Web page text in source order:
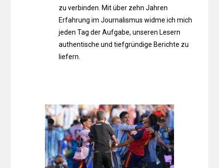
zu verbinden. Mit über zehn Jahren
Erfahrung im Journalismus widme ich mich
jeden Tag der Aufgabe, unseren Lesern
authentische und tiefgründige Berichte zu
liefern.